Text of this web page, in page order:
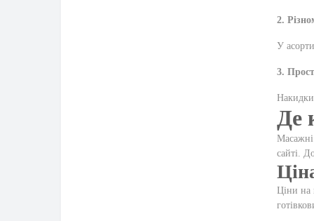
2.
У
3.
Накидки
Де
Масажні
сайті.
Ціни на